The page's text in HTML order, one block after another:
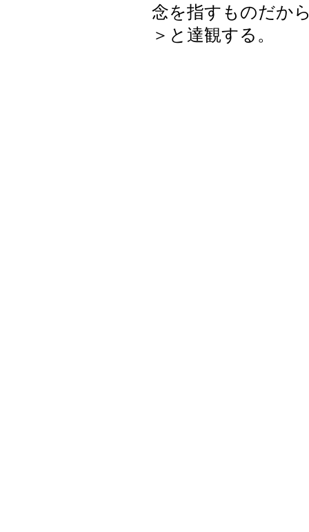
念を指すものだか
＞と達観する。